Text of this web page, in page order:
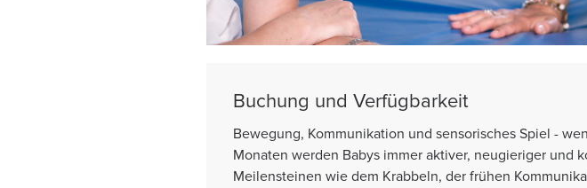
Buchung und Verfügbarkeit
Bewegung, Kommunikation und sensorisches Spiel -
Monaten werden Babys immer aktiver, neugieriger und
Meilensteinen wie dem Krabbeln, der frühen